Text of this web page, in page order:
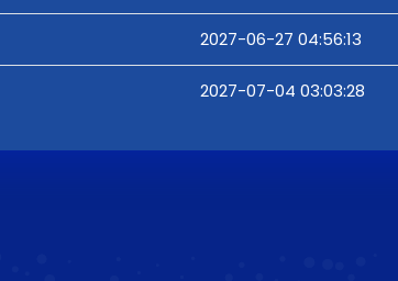
2027-06-27 04:56:13
2027-07-04 03:03:28